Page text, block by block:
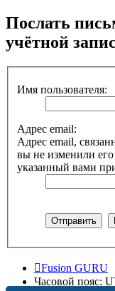
Послать
учётной
Имя пользователя:
Адрес email:
Адрес email,
вы не изменили его
указанный вами
Fusion GURU
Часовой пояс: